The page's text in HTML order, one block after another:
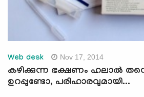
Web desk Nov 17, 2014
കഴിക്കുന്ന ഭക്ഷണം ഹലാല്‍
ഉറപ്പുണ്ടോ, പരിഹാരവുമായി...